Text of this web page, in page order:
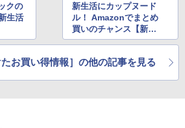
クの
生活
新生活にカップヌード
ル！ Amazonでまとめ
買いのチャンス【新生
活SALE FINAL】
たお買い得情報］の他の記事を見る